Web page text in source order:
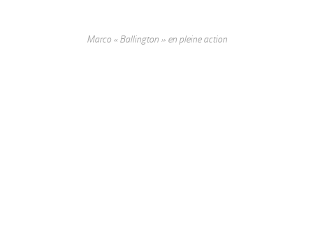
Marco « Ballington » en pleine action